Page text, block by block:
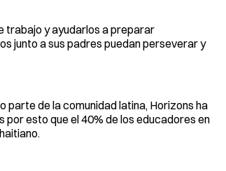
trabajo y ayudarlos a preparar
junto a sus padres puedan perseverar y
parte de la comunidad latina, Horizons ha
por esto que el 40% de los educadores en